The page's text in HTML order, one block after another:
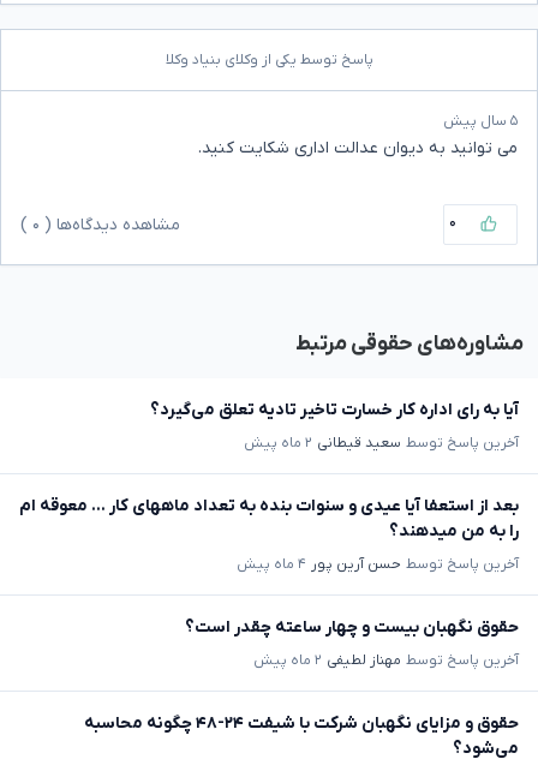
پاسخ توسط یکی از وکلای بنیاد وکلا
۵ سال پیش
می توانید به دیوان عدالت اداری شکایت کنید.
۰ مشاهده دیدگاه‌ها ( ۰
مشاوره‌های حقوقی مرتبط
آیا به رای اداره کار خسارت تاخیر تادیه تعلق می‌گیرد؟
آخرین پاسخ توسط سعید قیطانی ۲ ماه پیش
بعد از استعفا آیا عیدی و سنوات بنده به تعداد ماههای کار ... معوقه ام
را به من میدهند؟
آخرین پاسخ توسط حسن آرین پور ۴ ماه پیش
حقوق نگهبان بیست و چهار ساعته چقدر است؟
آخرین پاسخ توسط مهناز لطیفی ۲ ماه پیش
حقوق و مزایای نگهبان شرکت با شیفت ۲۴-۴۸ چگونه محاسبه
می‌شود؟